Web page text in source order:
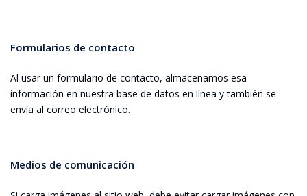
Formularios de contacto
Al usar un formulario de contacto, almacenamos esa
información en nuestra base de datos en línea y también se
envía al correo electrónico.
Medios de comunicación